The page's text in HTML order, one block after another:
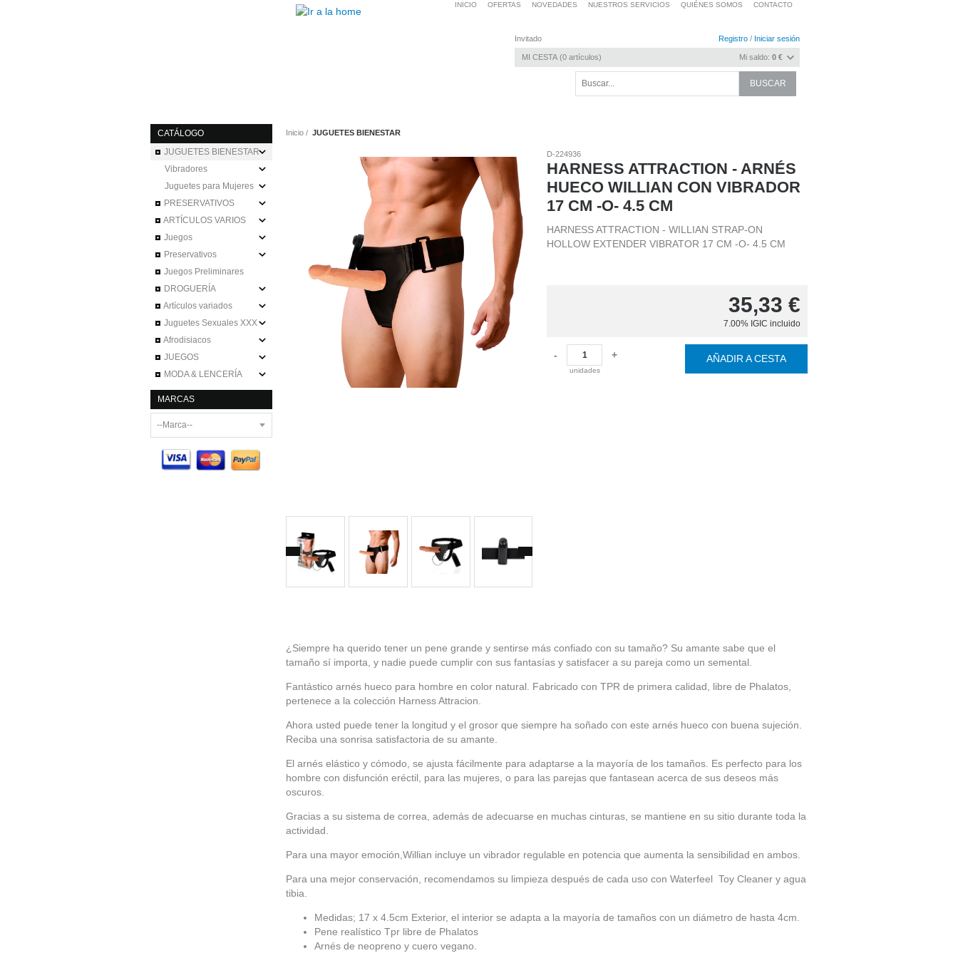
Invitado Registro / Iniciar sesión
MI CESTA 0 artículos Mi saldo: 0 €
INICIO OFERTAS NOVEDADES NUESTROS SERVICIOS QUIÉNES SOMOS CONTACTO
CATÁLOGO
JUGUETES BIENESTAR
Vibradores
Juguetes para Mujeres
PRESERVATIVOS
ARTÍCULOS VARIOS
Juegos
Preservativos
Juegos Preliminares
DROGUERÍA
Artículos variados
Juguetes Sexuales XXX
Afrodisiacos
JUEGOS
MODA & LENCERÍA
MARCAS
Inicio JUGUETES BIENESTAR
D-224936
HARNESS ATTRACTION - ARNÉS
HUECO WILLIAN CON VIBRADOR
17 CM -O- 4.5 CM
HARNESS ATTRACTION - WILLIAN STRAP-ON
HOLLOW EXTENDER VIBRATOR 17 CM -O- 4.5 CM
35,33 €
7.00% IGIC incluido
-
unidades
+ AÑADIR A CESTA
¿Siempre ha querido tener un pene grande y sentirse más confiado con su tamaño? Su amante sabe que el
tamaño sí importa, y nadie puede cumplir con sus fantasías y satisfacer a su pareja como un semental.
Fantástico arnés hueco para hombre en color natural. Fabricado con TPR de primera calidad, libre de Phalatos,
pertenece a la colección Harness Attracion.
Ahora usted puede tener la longitud y el grosor que siempre ha soñado con este arnés hueco con buena sujeción.
Reciba una sonrisa satisfactoria de su amante.
El arnés elástico y cómodo, se ajusta fácilmente para adaptarse a la mayoría de los tamaños. Es perfecto para los
hombre con disfunción eréctil, para las mujeres, o para las parejas que fantasean acerca de sus deseos más
oscuros.
Gracias a su sistema de correa, además de adecuarse en muchas cinturas, se mantiene en su sitio durante toda la
actividad.
Para una mayor emoción,Willian incluye un vibrador regulable en potencia que aumenta la sensibilidad en ambos.
Para una mejor conservación, recomendamos su limpieza después de cada uso con Waterfeel Toy Cleaner y agua
tibia.
Medidas; 17 x 4.5cm Exterior, el interior se adapta a la mayoría de tamaños con un diámetro de hasta 4cm.
Pene realístico Tpr libre de Phalatos
Arnés de neopreno y cuero vegano.